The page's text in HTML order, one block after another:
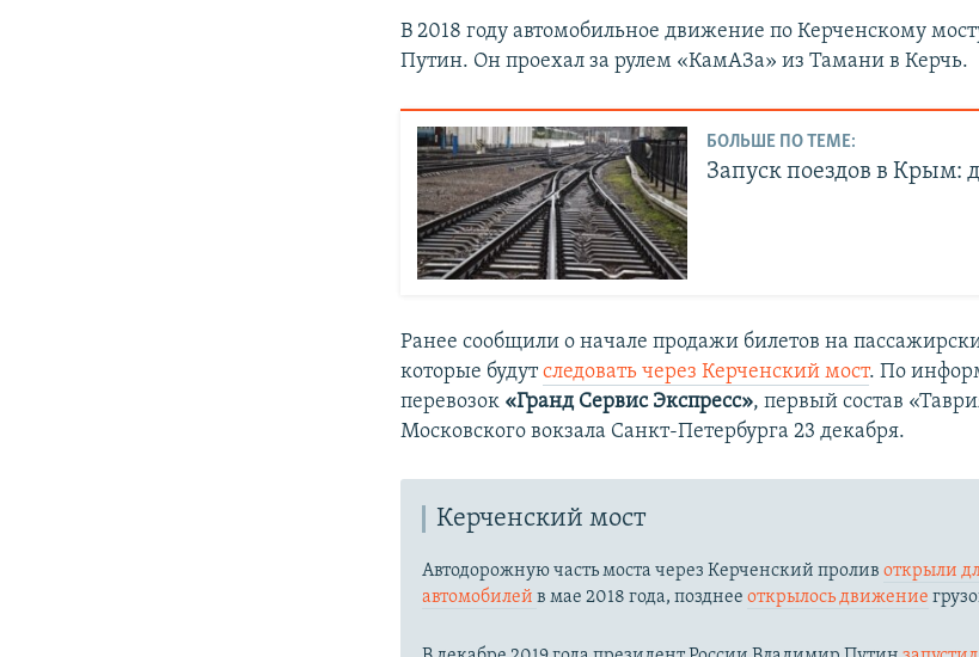
В 2018 году автомобильное движение по Керченскому
Путин. Он проехал за рулем «КамАЗа» из Тамани в Керчь.
БОЛЬШЕ ПО ТЕМЕ:
Запуск поездов в Крым:
Ранее сообщили о начале продажи билетов на
которые будутследовать через Керченский мост. По
перевозок «​Гранд Сервис Экспресс»​, первый состав
Московского вокзала Санкт-Петербурга 23 декабря.
Керченский мост
Автодорожную часть моста через Керченский проливоткрыли
автомобилейв мае 2018 года, позднееоткрылось движение